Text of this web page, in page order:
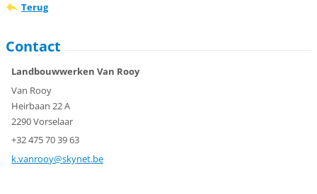
Terug
Contact
Landbouwwerken Van Rooy
Van Rooy
Heirbaan 22 A
2290 Vorselaar
+32 475 70 39 63
k.vanrooy@skynet.be